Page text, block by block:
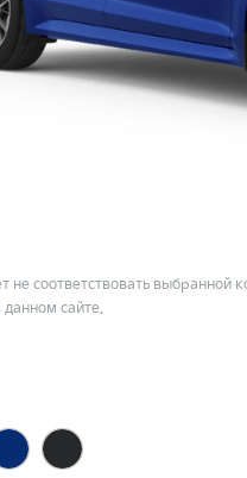
соответствовать выбранной
данном сайте.